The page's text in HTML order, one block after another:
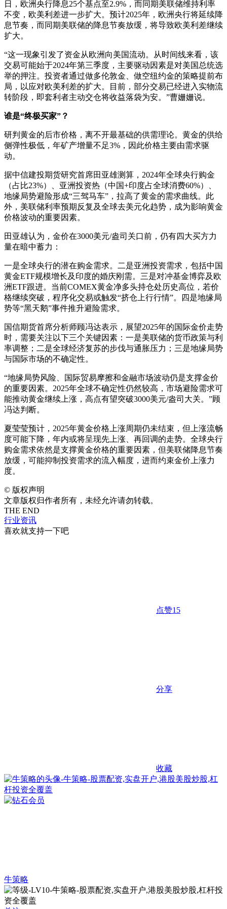
日，欧洲央行降息25个基点至2.9%，而同期美联储维持利率
不变，欧美利差进一步扩大。预计2025年，欧洲央行将延续降
息节奏，而同期美联储的降息节奏放缓，将导致欧美利差继续
扩大。
“这一现象引发了资金从欧洲向美国流动。从时间线来看，该
交易可能始于2024年第三季度，主要驱动因素是对美国总统选
举的押注。投资者通过做多伦敦金、做空纽约金的策略提前布
局，以应对欧美利差的扩大。目前，部分交易已经进入实物流
转阶段，即套利者主动交仓将收益落袋为安。”曹姗姗说。
谁是“终极买家”？
研判黄金的后市价格，离不开最基础的供需理论。黄金的供给
侧弹性极低，年矿产增量不足3%，因此价格主要由需求驱
动。
据中信建投期货研究首席田亚雄测算，2024年全球央行购金
（占比23%）、亚洲投资热（中国+印度占全球消费60%）、
地缘局势避险形成“三驾马车”，拉高了黄金的需求曲线。此
外，美联储利率预期反复及全球去美元化趋势，成为影响黄金
价格波动的重要因素。
田亚雄认为，金价在3000美元/盎司关口前，仍有四大买方力
量在暗中蓄力：
一是全球央行的潜在购金需求。二是亚洲投资需求，包括中国
黄金ETF规模增长及印度的婚庆刚需。三是对冲基金博弈及欧
洲ETF跟进。当前COMEX黄金净多头持仓处历史高位，若价
格继续突破，程序化交易或触发“挤仓上行行情”。四是地缘局
势等“黑天鹅”事件推升避险需求。
国信期货首席分析师顾冯达表示，展望2025年的国际金价走势
时，需要关注以下三个关键因素：一是美联储的货币政策与利
率调整；二是全球经济复苏的步伐与通胀压力；三是地缘局势
与国际市场的不确定性。
“地缘局势风险、国际贸易摩擦和金融市场波动仍是支撑金价
的重要因素。2025年全球不确定性仍然较高，市场避险需求可
能推动黄金继续上涨，高点有望突破3000美元/盎司大关。”顾
冯达判断。
夏莹莹预计，2025年黄金价格上涨周期仍未结束，但上涨流畅
度可能下降，年内或将呈现先上涨、再回调的走势。全球央行
购金需求依然是支撑黄金价格的重要因素，但美联储降息节奏
放缓，可能抑制投资需求的流入幅度，进而约束金价上涨力
度。
© 版权声明
文章版权归作者所有，未经允许请勿转载。
THE END
行业资讯
喜欢就支持一下吧
点赞15
分享
收藏
牛策略